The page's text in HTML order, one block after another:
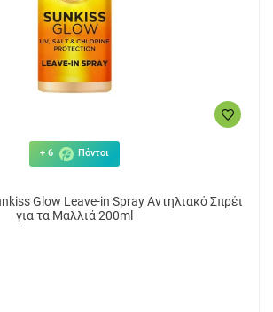
+ 6 Πόντοι
Glow Leave-in Spray Αντηλιακό Σπρέι
για τα Μαλλιά 200ml